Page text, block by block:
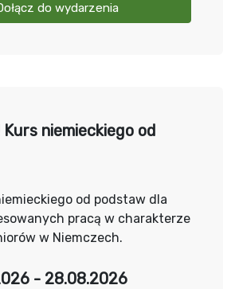
do wydarzenia
- 28.08.2026
Kurs niemieckiego od
od podstaw dla
pracą w charakterze
w Niemczech.